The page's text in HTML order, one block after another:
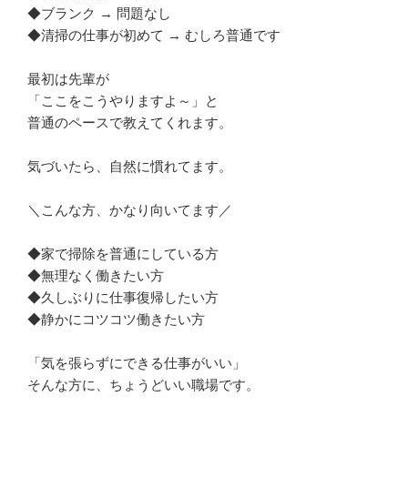
◆ブランク → 問題なし
◆清掃の仕事が初めて → むしろ普通です
最初は先輩が
「ここをこうやりますよ～」と
普通のペースで教えてくれます。
気づいたら、自然に慣れてます。
＼こんな方、かなり向いてます／
◆家で掃除を普通にしている方
◆無理なく働きたい方
◆久しぶりに仕事復帰したい方
◆静かにコツコツ働きたい方
「気を張らずにできる仕事がいい」
そんな方に、ちょうどいい職場です。